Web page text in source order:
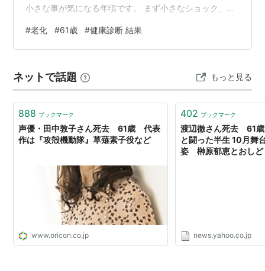
小さな事が気になる年頃です。 まず小さなショック、そ
る人とか健康診断で使われる機械にも違う気はするし か
なりガチっとカーソルを頭に落とされたし 姿勢でも1、2
は、血圧 これもかなり高くて140台が出たから、すぐ測
り直すと150台 きつく締められて、すぐ測り直して下が
ることある？ 受…
#老化 #61歳 #健康診断 結果
ネットで話題 もっと見る
888 ブックマーク
声優・田中敦子さん死去 61歳 代表
作は『攻殻機動隊』草薙素子役など
www.oricon.co.jp
402 ブックマーク
渡辺徹さん死去 61
と闘った半生 10月舞
姿 榊原郁恵とおしど
news.yahoo.co.jp